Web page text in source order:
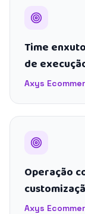
Time
de
Axys
Operação
Axys